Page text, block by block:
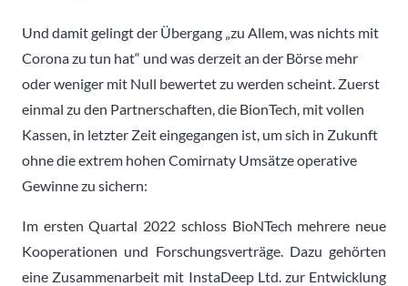
Und damit gelingt der Übergang „zu Allem, was nichts mit
Corona zu tun hat“ und was derzeit an der Börse mehr
oder weniger mit Null bewertet zu werden scheint. Zuerst
einmal zu den Partnerschaften, die BionTech, mit vollen
Kassen, in letzter Zeit eingegangen ist, um sich in Zukunft
ohne die extrem hohen Comirnaty Umsätze operative
Gewinne zu sichern:
Im ersten Quartal 2022 schloss BioNTech mehrere neue
Kooperationen und Forschungsverträge. Dazu gehörten
eine Zusammenarbeit mit InstaDeep Ltd. zur Entwicklung